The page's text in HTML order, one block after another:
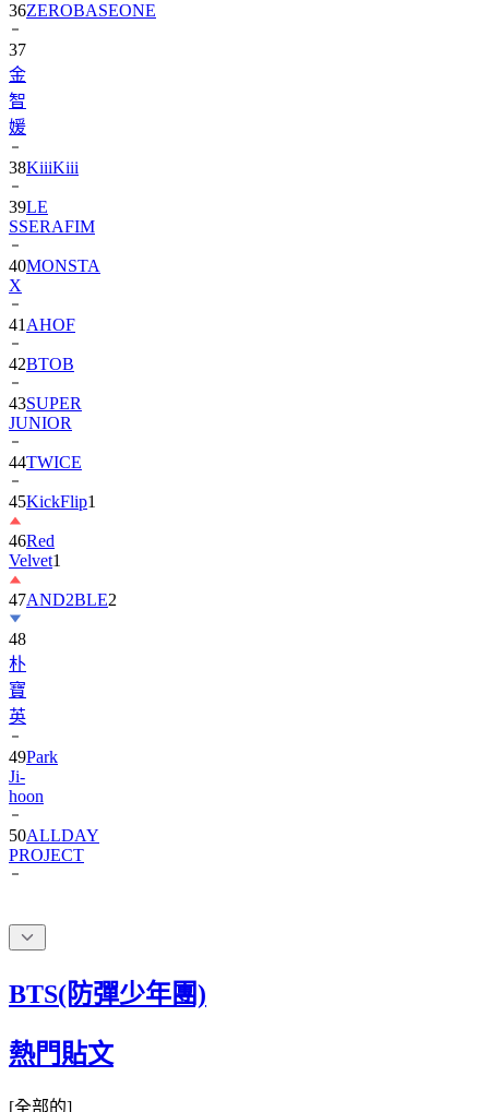
37
金
智
媛
38
39LE
SSERAFIM
40MONSTA
X
41
42 BTOB
43SUPER
JUNIOR
44TWICE
45KickFlip
46Red
Velvet
47AND2BLE
48
朴
寶
英
49
Ji-
hoon
50ALLDAY
PROJECT
BTS(防彈少年團)
熱門貼文
[全部的]